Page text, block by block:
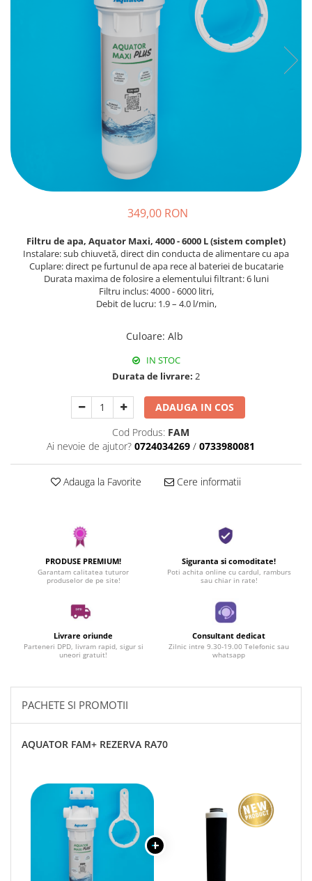
Accesorii chiuvete bucatarie
Gratar protectie chiuveta
Tocatoare lemn si sticla
Sisteme de scurgere si cleme
Tavita scurgere vase/legume/fructe
Dispenser detergent
Combine frigorifice
Aparate de gatit-aragazuri
Masina de spalat vase
Seturi Electrocasnice
Termostate si senzori Livolo
Construieste singur
349,00 RON
Filtru de apa, Aquator Maxi, 4000 - 6000 L (sistem complet)
Instalare: sub chiuvetă, direct din conducta de alimentare cu apa
Cuplare: direct pe furtunul de apa rece al bateriei de bucatarie
Durata maxima de folosire a elementului filtrant: 6 luni
Filtru inclus: 4000 - 6000 litri,
Debit de lucru: 1.9 – 4.0 l/min,
Culoare: Alb
IN STOC
Durata de livrare: 2
ADAUGA IN COS
Cod Produs: FAM
Ai nevoie de ajutor? 0724034269 / 0733980081
Adauga la Favorite Cere informatii
PRODUSE PREMIUM!
Garantam calitatea tuturor
produselor de pe site!
Siguranta si comoditate!
Poti achita online cu cardul, ramburs
sau chiar in rate!
Livrare oriunde
Parteneri DPD, livram rapid, sigur si
uneori gratuit!
Consultant dedicat
Zilnic intre 9.30-19.00 Telefonic sau
whatsapp
PACHETE SI PROMOTII
AQUATOR FAM+ REZERVA RA70